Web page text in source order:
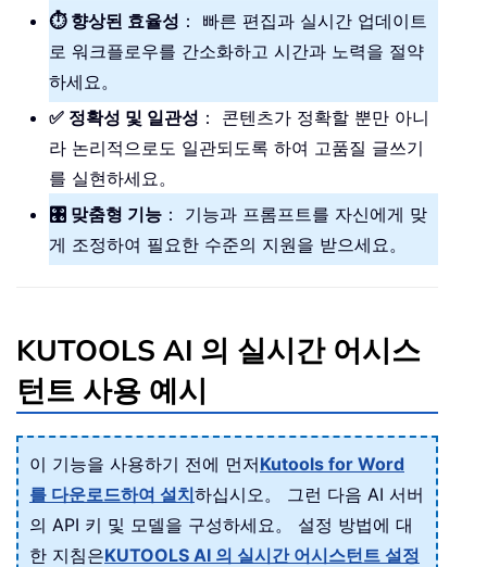
⏱️ 향상된 효율성 ： 빠른 편집과 실시간 업데이트
로 워크플로우를 간소화하고 시간과 노력을 절약
하세요。
✅ 정확성 및 일관성 ： 콘텐츠가 정확할 뿐만 아니
라 논리적으로도 일관되도록 하여 고품질 글쓰기
를 실현하세요。
🎛️ 맞춤형 기능 ： 기능과 프롬프트를 자신에게 맞
게 조정하여 필요한 수준의 지원을 받으세요。
KUTOOLS AI 의 실시간 어시스
턴트 사용 예시
이 기능을 사용하기 전에 먼저Kutools for Word
를 다운로드하여 설치하십시오。 그런 다음 AI 서버
의 API 키 및 모델을 구성하세요。 설정 방법에 대
한 지침은KUTOOLS AI 의 실시간 어시스턴트 설정